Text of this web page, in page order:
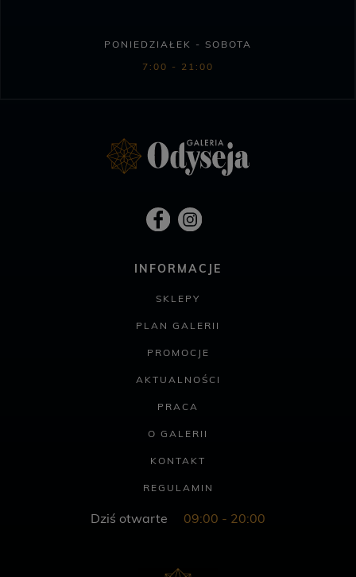
PONIEDZIAŁEK - SOBOTA
7:00 - 21:00
INFORMACJE
SKLEPY
PLAN GALERII
PROMOCJE
AKTUALNOŚCI
PRACA
O GALERII
KONTAKT
REGULAMIN
Dziś otwarte 09:00 - 20:00